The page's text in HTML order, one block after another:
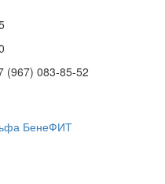
(967) 083-85-52
БенеФИТ